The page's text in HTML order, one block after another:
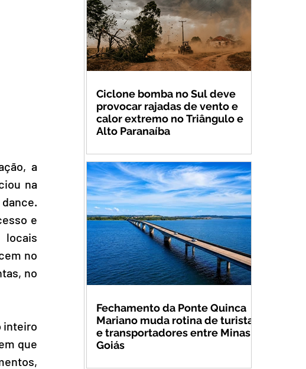
a
na
e
locais
no
no
inteiro
que
Ciclone bomba no Sul deve
provocar rajadas de vento e
calor extremo no Triângulo e
Alto Paranaíba
Fechamento da Ponte Quinca
Mariano muda rotina de turistas
e transportadores entre Minas e
Goiás